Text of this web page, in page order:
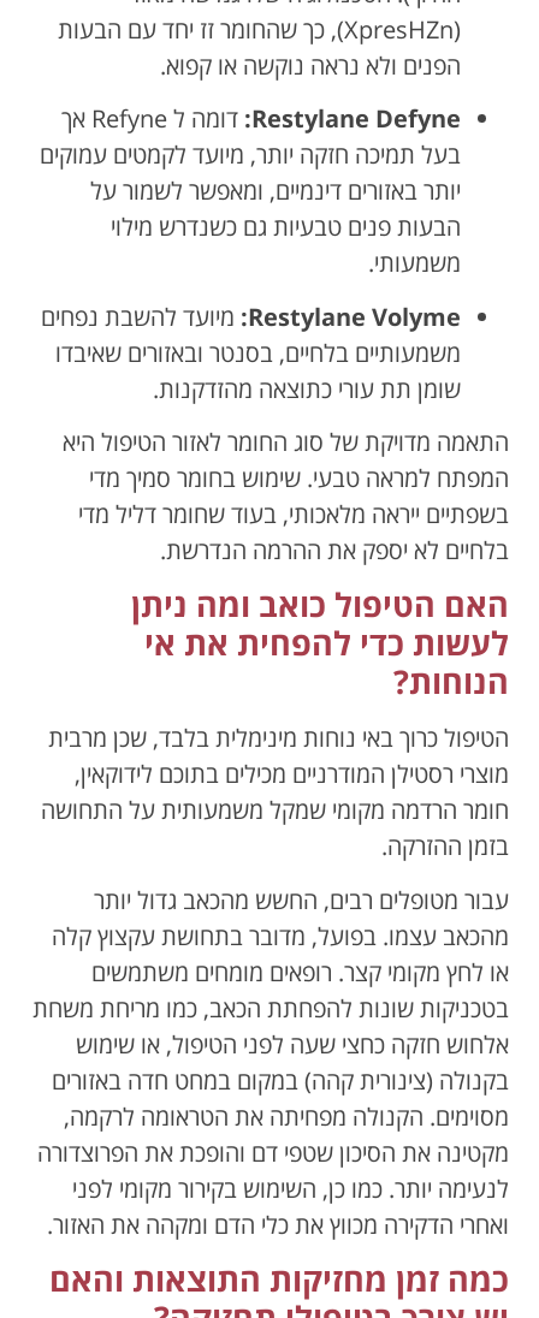
(XpresHZn), כך שהחומר זז יחד עם הבעות
הפנים ולא נראה נוקשה או קפוא.
Restylane Defyne:
דומה ל Refyne אך
בעל תמיכה חזקה יותר, מיועד לקמטים עמוקים
יותר באזורים דינמיים, ומאפשר לשמור על
הבעות פנים טבעיות גם כשנדרש מילוי
משמעותי.
Restylane Volyme: מיועד להשבת נפחים
משמעותיים בלחיים, בסנטר ובאזורים שאיבדו
שומן תת עורי כתוצאה מהזדקנות.
התאמה מדויקת של סוג החומר לאזור הטיפול היא
המפתח למראה טבעי. שימוש בחומר סמיך מדי
בשפתיים ייראה מלאכותי, בעוד שחומר דליל מדי
בלחיים לא יספק את ההרמה הנדרשת.
האם הטיפול כואב ומה ניתן
לעשות כדי להפחית את אי
הנוחות?
הטיפול כרוך באי נוחות מינימלית בלבד, שכן מרבית
מוצרי רסטילן המודרניים מכילים בתוכם לידוקאין,
חומר הרדמה מקומי שמקל משמעותית על התחושה
בזמן ההזרקה.
עבור מטופלים רבים, החשש מהכאב גדול יותר
מהכאב עצמו. בפועל, מדובר בתחושת עקצוץ קלה
או לחץ מקומי קצר. רופאים מומחים משתמשים
בטכניקות שונות להפחתת הכאב, כמו מריחת משחת
אלחוש חזקה כחצי שעה לפני הטיפול, או שימוש
בקנולה (צינורית קהה) במקום במחט חדה באזורים
מסוימים. הקנולה מפחיתה את הטראומה לרקמה,
מקטינה את הסיכון שטפי דם והופכת את הפרוצדורה
לנעימה יותר. כמו כן, השימוש בקירור מקומי לפני
ואחרי הדקירה מכווץ את כלי הדם ומקהה את האזור.
כמה זמן מחזיקות התוצאות והאם